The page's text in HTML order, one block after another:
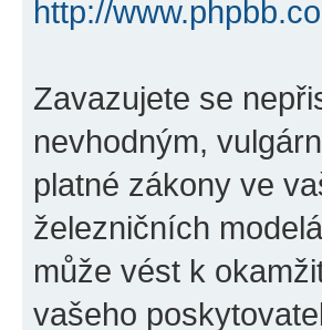
http://
Zavazujete se
nevhodným,
platné zákony ve
železničních
může vést k
vašeho